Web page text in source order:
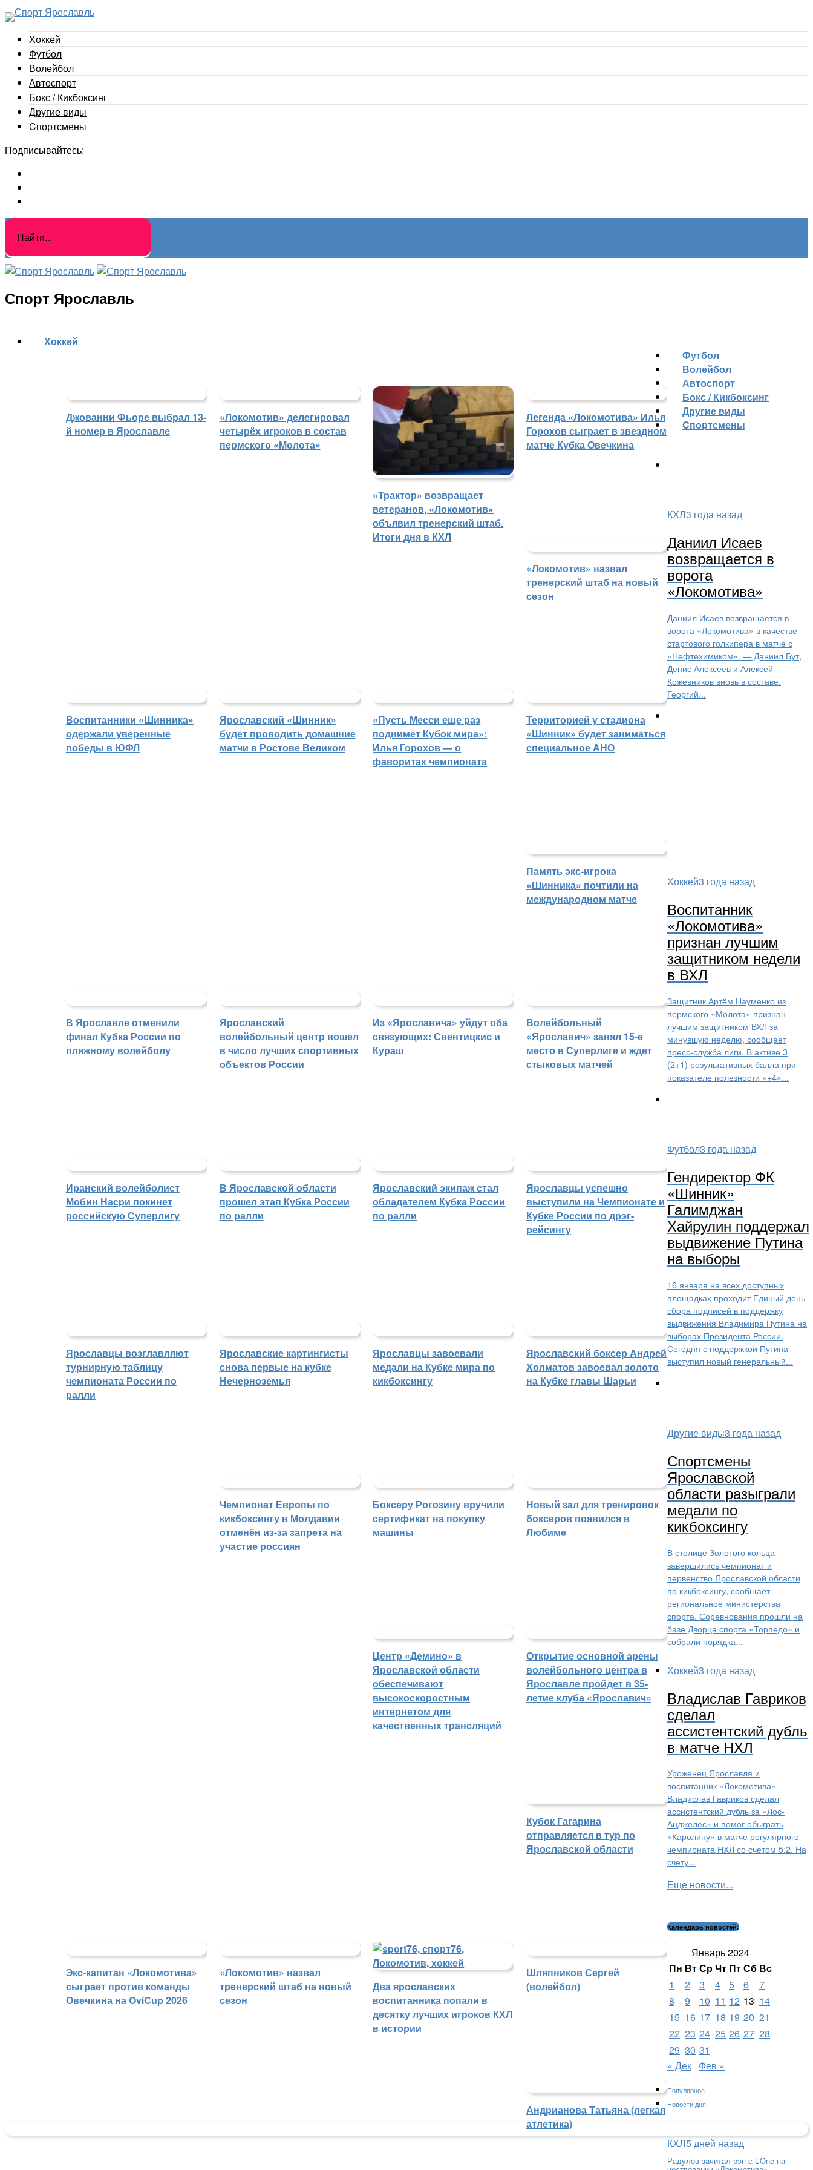
Хоккей
Футбол
Волейбол
Автоспорт
Бокс / Кикбоксинг
Другие виды
Cпортсмены
Подписывайтесь:
Спорт Ярославль
Хоккей
Джованни Фьоре выбрал 13-
й номер в Ярославле
«Локомотив» делегировал
четырёх игроков в состав
пермского «Молота»
«Трактор» возвращает
ветеранов, «Локомотив»
объявил тренерский штаб.
Итоги дня в КХЛ
Легенда «Локомотива» Илья
Горохов сыграет в звездном
матче Кубка Овечкина
«Локомотив» назвал
тренерский штаб на новый
сезон
Футбол
Воспитанники «Шинника»
одержали уверенные
победы в ЮФЛ
Ярославский «Шинник»
будет проводить домашние
матчи в Ростове Великом
«Пусть Месси еще раз
поднимет Кубок мира»:
Илья Горохов — о
фаворитах чемпионата
Территорией у стадиона
«Шинник» будет заниматься
специальное АНО
Память экс-игрока
«Шинника» почтили на
международном матче
Волейбол
В Ярославле отменили
финал Кубка России по
пляжному волейболу
Ярославский
волейбольный центр вошел
в число лучших спортивных
объектов России
Из «Ярославича» уйдут оба
связующих: Свентицкис и
Кураш
Волейбольный
«Ярославич» занял 15-е
место в Суперлиге и ждет
стыковых матчей
Иранский волейболист
Мобин Насри покинет
российскую Суперлигу
Автоспорт
В Ярославской области
прошел этап Кубка России
по ралли
Ярославский экипаж стал
обладателем Кубка России
по ралли
Ярославцы успешно
выступили на Чемпионате и
Кубке России по дрэг-
рейсингу
Ярославцы возглавляют
турнирную таблицу
чемпионата России по
ралли
Ярославские картингисты
снова первые на кубке
Нечерноземья
Бокс / Кикбоксинг
Ярославцы завоевали
медали на Кубке мира по
кикбоксингу
Ярославский боксер Андрей
Холматов завоевал золото
на Кубке главы Шарьи
Чемпионат Европы по
кикбоксингу в Молдавии
отменён из-за запрета на
участие россиян
Боксеру Рогозину вручили
сертификат на покупку
машины
Новый зал для тренировок
боксеров появился в
Любиме
Другие виды
Центр «Демино» в
Ярославской области
обеспечивают
высокоскоростным
интернетом для
качественных трансляций
Открытие основной арены
волейбольного центра в
Ярославле пройдет в 35-
летие клуба «Ярославич»
Кубок Гагарина
отправляется в тур по
Ярославской области
Экс-капитан «Локомотива»
сыграет против команды
Овечкина на OviCup 2026
«Локомотив» назвал
тренерский штаб на новый
сезон
Cпортсмены
Два ярославских
воспитанника попали в
десятку лучших игроков КХЛ
в истории
Шляпников Сергей
(волейбол)
Андрианова Татьяна (легкая
атлетика)
КХЛ3 года назад
Даниил Исаев
возвращается в
ворота
«Локомотива»
Даниил Исаев возвращается в
ворота «Локомотива» в качестве
стартового голкипера в матче с
«Нефтехимиком». — Даниил Бут,
Денис Алексеев и Алексей
Кожевников вновь в составе.
Георгий...
Хоккей3 года назад
Воспитанник
«Локомотива»
признан лучшим
защитником недели
в ВХЛ
Защитник Артём Науменко из
пермского «Молота» признан
лучшим защитником ВХЛ за
минувшую неделю, сообщает
пресс-служба лиги. В активе 3
(2+1) результативных балла при
показателе полезности «+4»...
Футбол3 года назад
Гендиректор ФК
«Шинник»
Галимджан
Хайрулин поддержал
выдвижение Путина
на выборы
16 января на всех доступных
площадках проходит Единый день
сбора подписей в поддержку
выдвижения Владимира Путина на
выборах Президента России.
Сегодня с поддержкой Путина
выступил новый генеральный...
Другие виды3 года назад
Спортсмены
Ярославской
области разыграли
медали по
кикбоксингу
В столице Золотого кольца
завершились чемпионат и
первенство Ярославской области
по кикбоксингу, сообщает
региональное министерства
спорта. Соревнования прошли на
базе Дворца спорта «Торпедо» и
собрали порядка...
Хоккей3 года назад
Владислав Гавриков
сделал
ассистентский дубль
в матче НХЛ
Уроженец Ярославля и
воспитанник «Локомотива»
Владислав Гавриков сделал
ассистентский дубль за «Лос-
Анджелес» и помог обыграть
«Каролину» в матче регулярного
чемпионата НХЛ со счетом 5:2. На
счету...
Еще новости...
Календарь новостей:
Январь 2024
Пн ВтСрЧт ПтСб Вс
1
2 3 4 5 6
7
8
9 10 11 12 13 14
15 16 17 18 19 20 21
22 23 24 25 26 27 28
29 30 31
« Дек Фев »
Популярное
Новости дня
КХЛ5 дней назад
Радулов зачитал рэп с L’One на